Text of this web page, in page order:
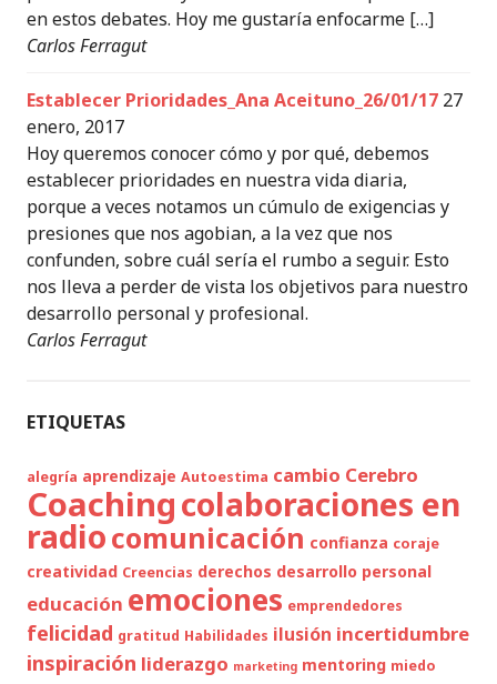
en estos debates. Hoy me gustaría enfocarme […]
Carlos Ferragut
Establecer Prioridades_Ana Aceituno_26/01/17 27
enero, 2017
Hoy queremos conocer cómo y por qué, debemos
establecer prioridades en nuestra vida diaria,
porque a veces notamos un cúmulo de exigencias y
presiones que nos agobian, a la vez que nos
confunden, sobre cuál sería el rumbo a seguir. Esto
nos lleva a perder de vista los objetivos para nuestro
desarrollo personal y profesional.
Carlos Ferragut
ETIQUETAS
alegría aprendizaje Autoestima cambio Cerebro
Coachingcolaboraciones en
radiocomunicación confianza coraje
creatividad Creencias derechos desarrollo personal
educación emociones emprendedores
felicidad gratitud Habilidades ilusión incertidumbre
inspiración liderazgo marketing mentoring miedo